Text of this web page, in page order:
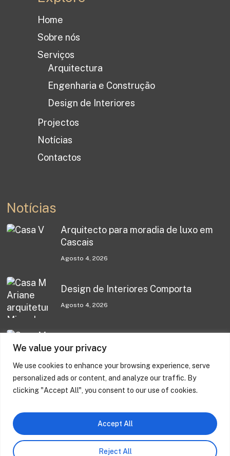
We value your privacy
We use cookies to enhance your browsing experience, serve
personalized ads or content, and analyze our traffic. By
clicking "Accept All", you consent to our use of cookies.
Reject All
Accept All
Home
Sobre nós
Serviços
Arquitectura
Engenharia e Construção
Design de Interiores
Projectos
Notícias
Contactos
Notícias
Arquitecto para moradia de luxo em
Cascais
Agosto 4, 2026
Design de Interiores Comporta
Agosto 4, 2026
Design de Interiores Comporta
Casa M – Melides
Junho 17, 2026